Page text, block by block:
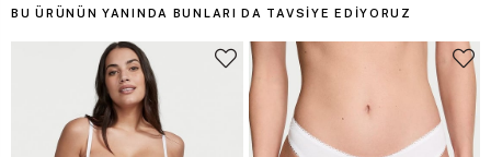
BU ÜRÜNÜN YANINDA BUNLARI DA TAVSIYE EDIYORUZ